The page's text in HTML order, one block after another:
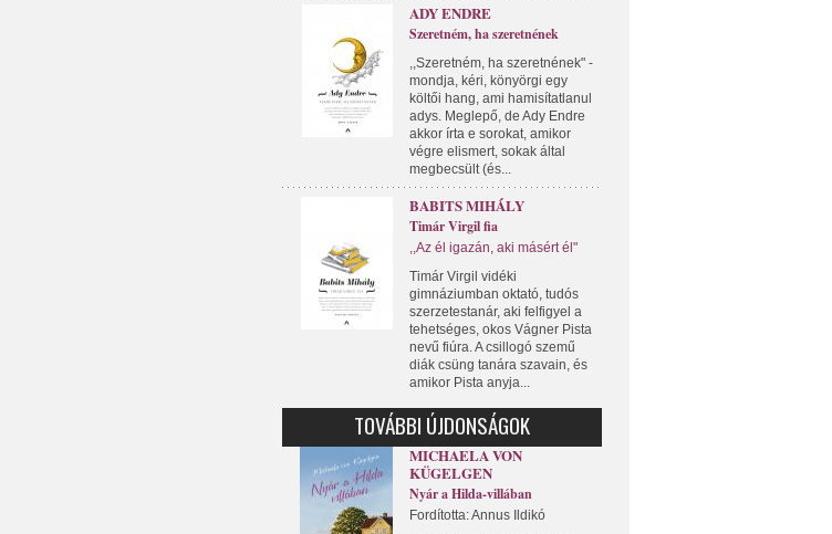
ADY ENDRE
Szeretném, ha szeretnének
,,Szeretném, ha szeretnének" -
mondja, kéri, könyörgi egy
költői hang, ami hamisítatlanul
adys. Meglepő, de Ady Endre
akkor írta e sorokat, amikor
végre elismert, sokak által
megbecsült (és...
BABITS MIHÁLY
Timár Virgil fia
,,Az él igazán, aki másért él"
Timár Virgil vidéki
gimnáziumban oktató, tudós
szerzetestanár, aki felfigyel a
tehetséges, okos Vágner Pista
nevű fiúra. A csillogó szemű
diák csüng tanára szavain, és
amikor Pista anyja...
TOVÁBBI ÚJDONSÁGOK
MICHAELA VON
KÜGELGEN
Nyár a Hilda-villában
Fordította: Annus Ildikó